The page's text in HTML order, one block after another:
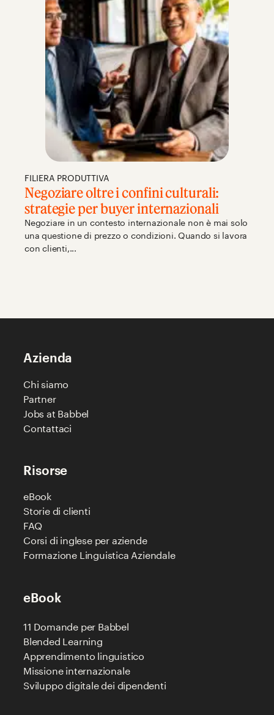
FILIERA PRODUTTIVA
Negoziare oltre i confini culturali:
strategie per buyer internazionali
Negoziare in un contesto internazionale non è mai solo
una questione di prezzo o condizioni. Quando si lavora
con clienti,...
Azienda
Chi siamo
Partner
Jobs at Babbel
Contattaci
Risorse
eBook
Storie di clienti
FAQ
Corsi di inglese per aziende
Formazione Linguistica Aziendale
eBook
11 Domande per Babbel
Blended Learning
Apprendimento linguistico
Missione internazionale
Sviluppo digitale dei dipendenti